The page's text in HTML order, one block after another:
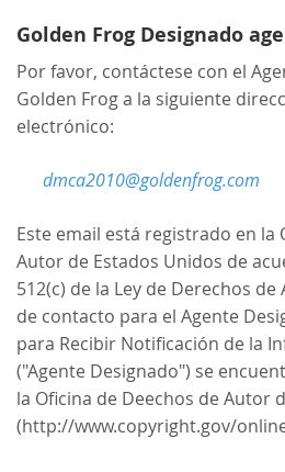
Golden Frog Designado
Por favor, contáctese con el
Golden Frog a la siguiente
electrónico:
dmca2010@goldenfrog.com
Este email está registrado en la
Autor de Estados Unidos de
512(c) de la Ley de Derechos
de contacto para el Agente
para Recibir Notificación de la
("Agente Designado") se
la Oficina de Deechos de Autor
(http://www.copyright.gov/